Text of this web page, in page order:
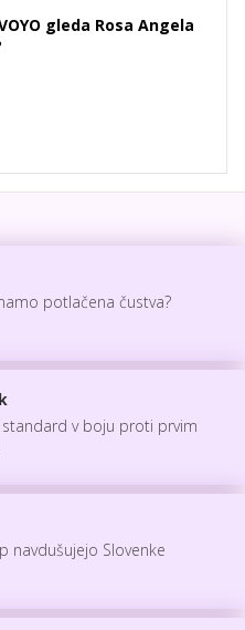
gleda Rosa Angela
potlačena čustva?
v boju proti prvim
navdušujejo Slovenke